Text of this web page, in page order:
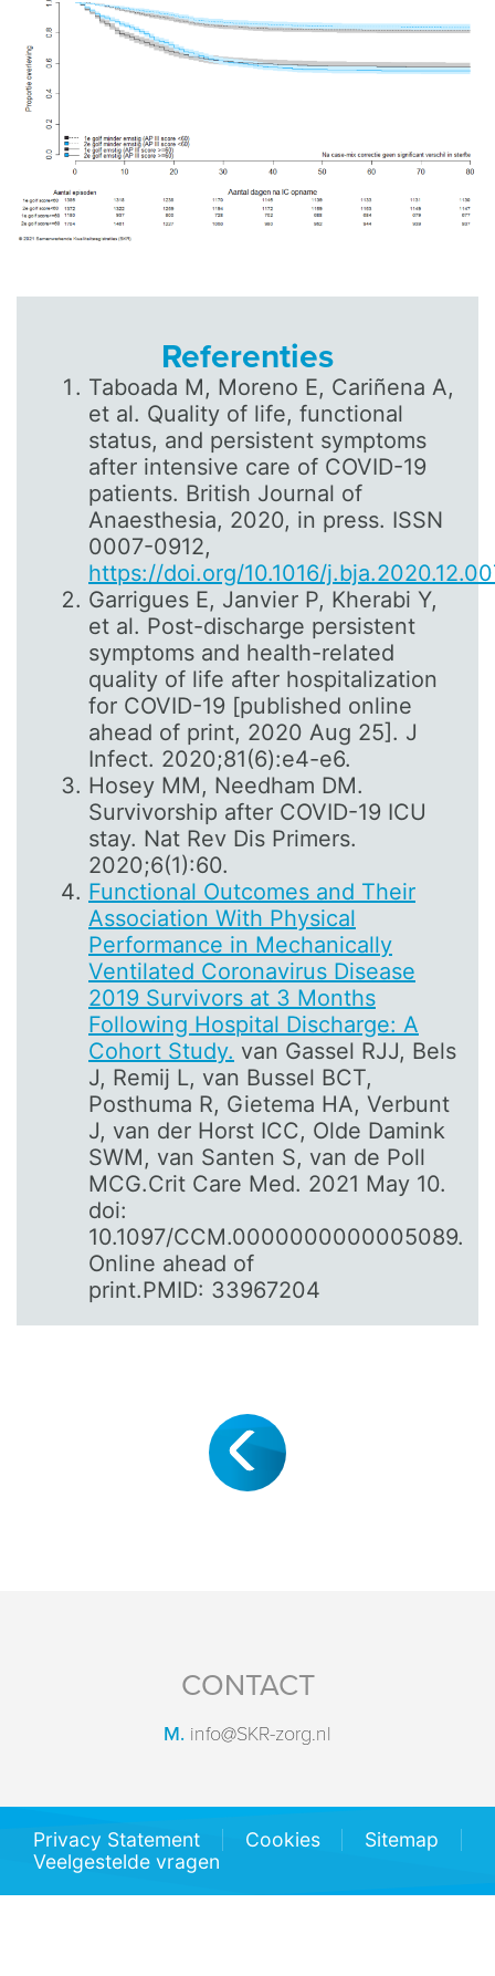
Referenties
Taboada M, Moreno E, Cariñena A,
et al. Quality of life, functional
status, and persistent symptoms
after intensive care of COVID-19
patients. British Journal of
Anaesthesia, 2020, in press. ISSN
0007-0912,
https://doi.org/10.1016/
Garrigues E, Janvier P, Kherabi Y,
et al. Post-discharge persistent
symptoms and health-related
quality of life after hospitalization
for COVID-19 [published online
ahead of print, 2020 Aug 25]. J
Infect. 2020;81(6):e4-e6.
Hosey MM, Needham DM.
Survivorship after COVID-19 ICU
stay. Nat Rev Dis Primers.
2020;6(1):60.
Functional Outcomes and Their
Association With Physical
Performance in Mechanically
Ventilated Coronavirus Disease
2019 Survivors at 3 Months
Following Hospital Discharge: A
Cohort Study. van Gassel RJJ, Bels
J, Remij L, van Bussel BCT,
Posthuma R, Gietema HA, Verbunt
J, van der Horst ICC, Olde Damink
SWM, van Santen S, van de Poll
MCG.Crit Care Med. 2021 May 10.
doi:
10.1097/CCM.0000000000005089.
Online ahead of
print.PMID: 33967204
CONTACT
M. info@SKR-zorg.nl
Privacy Statement Cookies
Sitemap
Veelgestelde vragen